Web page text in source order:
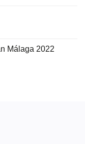
Málaga 2022